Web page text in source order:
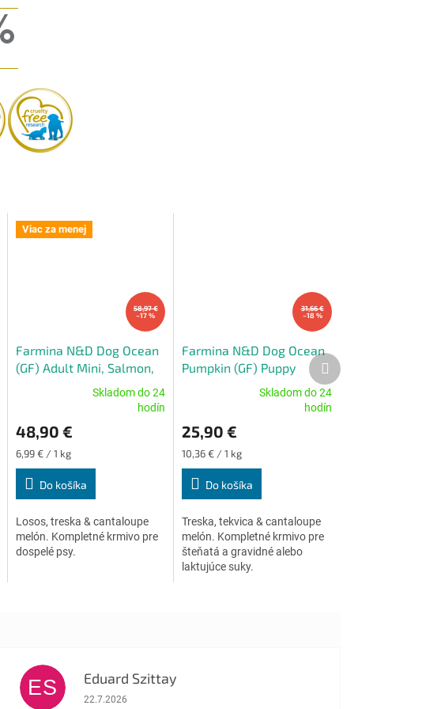
Viac za menej
58,97 €
–17 %
Farmina N&D Dog Ocean
(GF) Adult Mini, Salmon,
Cod & Cantaloupe melon
produktu
5,0
Skladom do 24
hodín
48,90 €
Jednotková
cena:
6,99 € / 1 kg
Do košíka
Losos, treska & cantaloupe
melón. Kompletné krmivo pre
dospelé psy.
31,66 €
–18 %
Farmina N&D Dog Ocean
Pumpkin (GF) Puppy
Medium & Maxi, Cod &
Cantaloupe melon 2,5 kg
produktu
5,0
Skladom do 24
hodín
25,90 €
Jednotková
cena:
10,36 € / 1 kg
Do košíka
Treska, tekvica & cantaloupe
melón. Kompletné krmivo pre
šteňatá a gravidné alebo
laktujúce suky.
Ďalší
produkt
ES Eduard Szittay
Hodnotenie obchodu je 5 z 5 hviezdičiek.
22.7.2026